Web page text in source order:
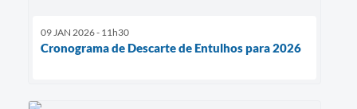
09 JAN 2026 - 11h30
Cronograma de Descarte de Entulhos para 2026